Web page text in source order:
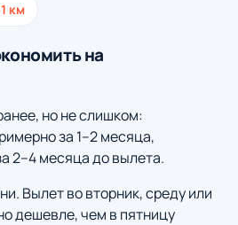
км
на
но не слишком:
за 1–2 месяца,
2–4 месяца до вылета.
Вылет во вторник, среду или
дешевле, чем в пятницу